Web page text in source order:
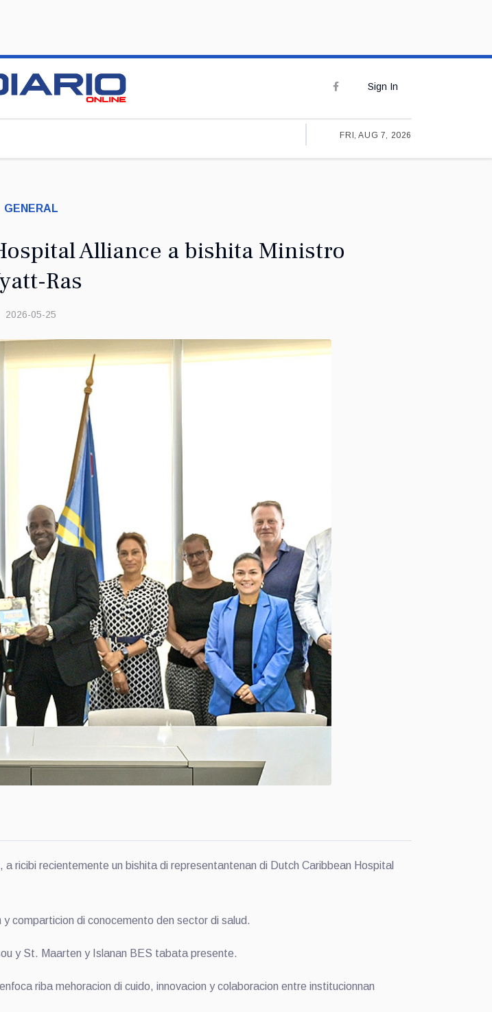
Sign In
FRI, AUG 7, 2026
GENERAL
Alliance a bishita Ministro
Ras
2026-05-25
ricibi recientemente un bishita di representantenan di Dutch Caribbean Hospital
comparticion di conocemento den sector di salud.
y St. Maarten y Islanan BES tabata presente.
riba mehoracion di cuido, innovacion y colaboracion entre institucionnan